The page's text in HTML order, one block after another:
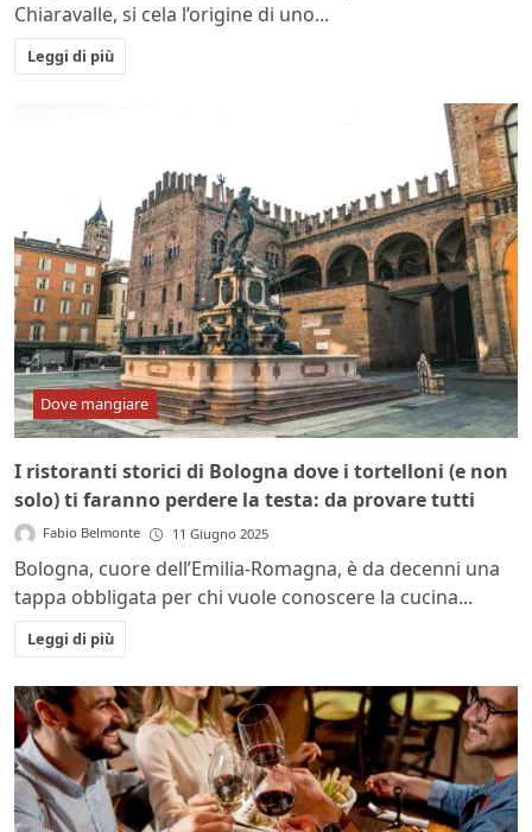
Chiaravalle, si cela l’origine di uno...
Leggi di più
Dove mangiare
I ristoranti storici di Bologna dove i tortelloni (e non
solo) ti faranno perdere la testa: da provare tutti
Fabio Belmonte 11 Giugno 2025
Bologna, cuore dell’Emilia-Romagna, è da decenni una
tappa obbligata per chi vuole conoscere la cucina...
Leggi di più